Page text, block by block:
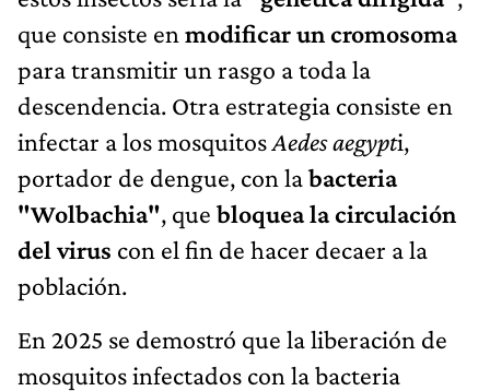
que consiste en modificar un cromosoma
para transmitir un rasgo a toda la
descendencia. Otra estrategia consiste en
infectar a los mosquitosAedes aegypti,
portador de dengue, con labacteria
"Wolbachia", que bloquea la circulación
del virus con el fin de hacer decaer a la
población.
En 2025 se demostró que la liberación de
mosquitos infectados con la bacteria